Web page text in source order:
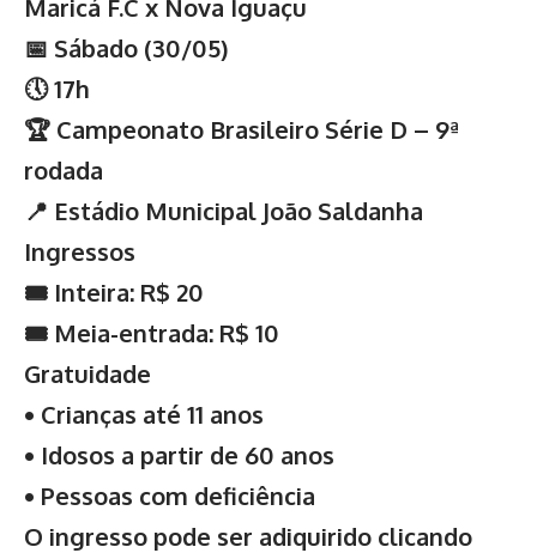
Maricá F.C x Nova Iguaçu
📅 Sábado (30/05)
🕔 17h
🏆 Campeonato Brasileiro Série D – 9ª
rodada
📍 Estádio Municipal João Saldanha
Ingressos
🎟️ Inteira: R$ 20
🎟️ Meia-entrada: R$ 10
Gratuidade
• Crianças até 11 anos
• Idosos a partir de 60 anos
• Pessoas com deficiência
O ingresso pode ser adiquirido clicando